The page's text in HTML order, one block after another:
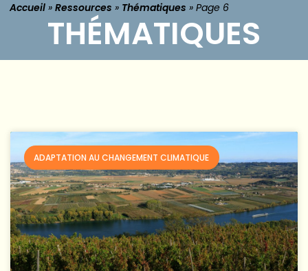
Accueil »Ressources » Thématiques »Page 6
THÉMATIQUES
ADAPTATION AU CHANGEMENT CLIMATIQUE